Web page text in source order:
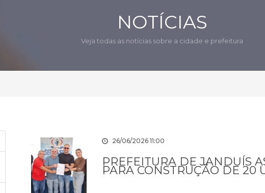
NOTÍCIAS
Veja todas as notícias sobre a cidade e prefeitura
26/06/2026 11:00
PREFEITURA DE JANDUÍS
PARA CONSTRUÇÃO DE